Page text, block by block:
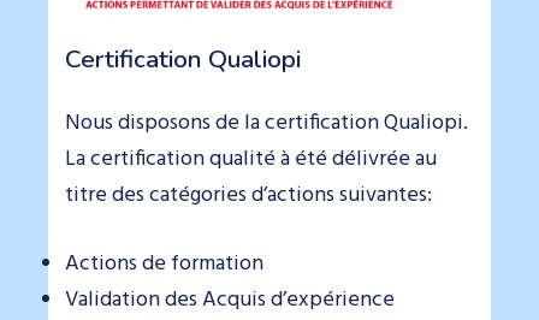
Certification Qualiopi
Nous disposons de la certification Qualiopi.
La certification qualité à été délivrée au
titre des catégories d’actions suivantes:
Actions de formation
Validation des Acquis d’expérience